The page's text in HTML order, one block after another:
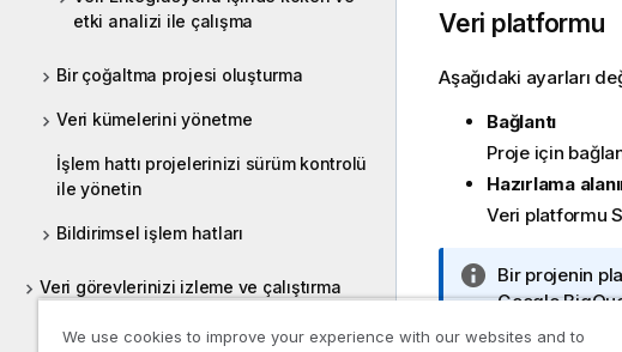
etki analizi ile çalışma
Bir çoğaltma projesi oluşturma
Veri kümelerini yönetme
İşlem hattı projelerinizi sürüm kontrolü
ile yönetin
Bildirimsel işlem hatları
Veri görevlerinizi izleme ve çalıştırma
Veri Entegrasyonu içinde katalogla
Veri platformu
Aşağıdaki ayarları
Bağlantı
Proje için
Hazırlama
Veri platformu
B
i
Bir projenin
Google
We use cookies to improve your experience with our websites and to